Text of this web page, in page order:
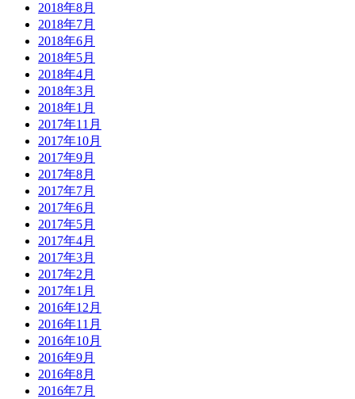
2018年8月
2018年7月
2018年6月
2018年5月
2018年4月
2018年3月
2018年1月
2017年11月
2017年10月
2017年9月
2017年8月
2017年7月
2017年6月
2017年5月
2017年4月
2017年3月
2017年2月
2017年1月
2016年12月
2016年11月
2016年10月
2016年9月
2016年8月
2016年7月